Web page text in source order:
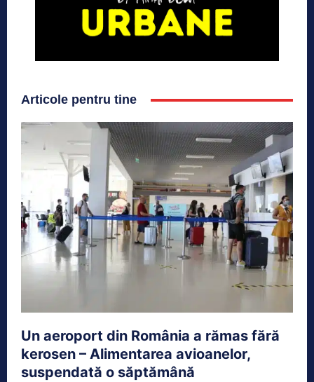
Articole pentru tine
Un aeroport din România a rămas fără
kerosen – Alimentarea avioanelor,
suspendată o săptămână